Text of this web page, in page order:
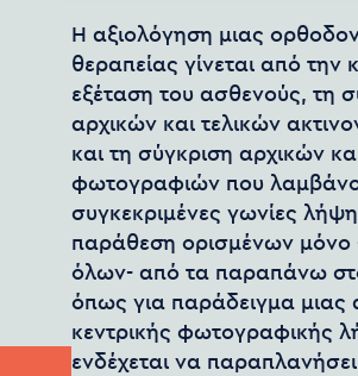
H αξιολόγηση μιας
θεραπείας γίνεται από την
εξέταση του ασθενούς, τη
αρχικών και τελικών
και τη σύγκριση αρχικών
φωτογραφιών που
συγκεκριμένες γωνίες
παράθεση ορισμένων μόνο
όλων- από τα παραπάνω
όπως για παράδειγμα μιας
κεντρικής φωτογραφικής
ενδέχεται να